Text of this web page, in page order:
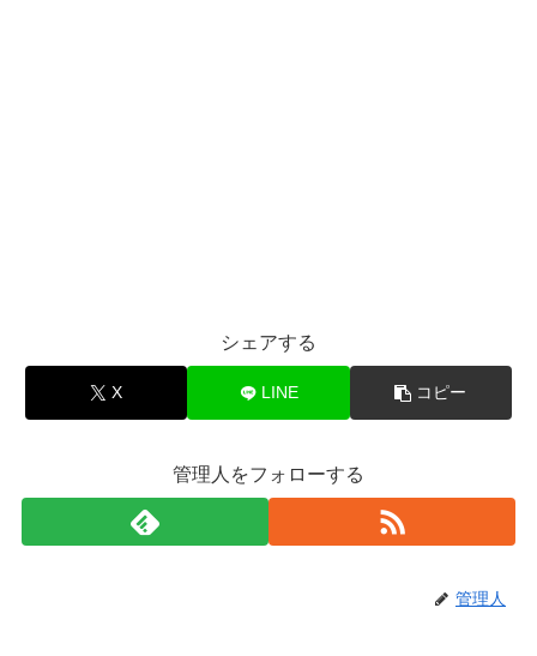
シェアする
X LINE コピー
管理人をフォローする
管理人